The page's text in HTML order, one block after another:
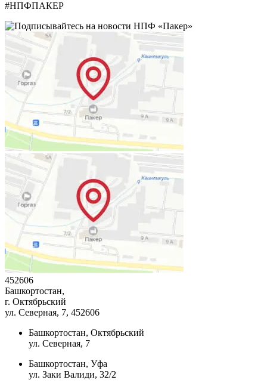
#НПФПАКЕР
452606
Башкортостан,
г. Октябрьский
ул. Северная, 7, 452606
Башкортостан, Октябрьский
ул. Северная, 7
Башкортостан, Уфа
ул. Заки Валиди, 32/2